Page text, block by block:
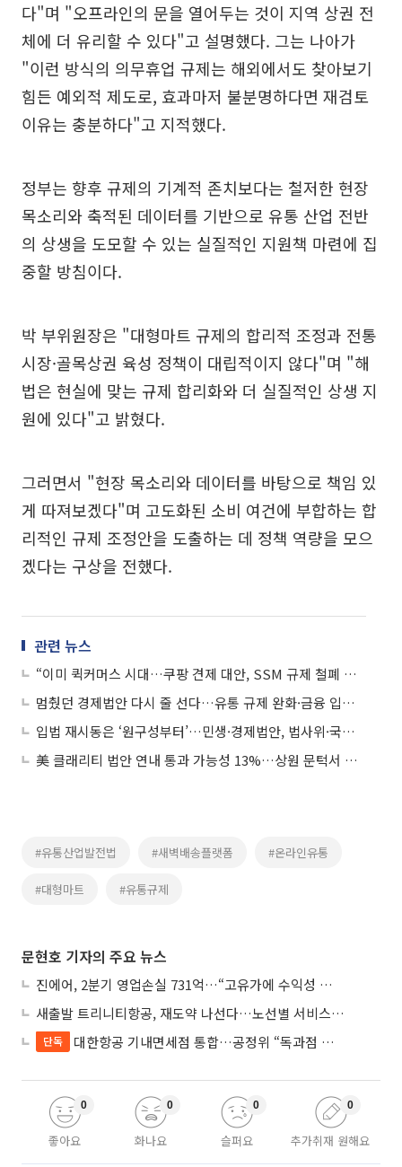
다"며 "오프라인의 문을 열어두는 것이 지역 상권 전
체에 더 유리할 수 있다"고 설명했다. 그는 나아가
"이런 방식의 의무휴업 규제는 해외에서도 찾아보기
힘든 예외적 제도로, 효과마저 불분명하다면 재검토
이유는 충분하다"고 지적했다.
정부는 향후 규제의 기계적 존치보다는 철저한 현장
목소리와 축적된 데이터를 기반으로 유통 산업 전반
의 상생을 도모할 수 있는 실질적인 지원책 마련에 집
중할 방침이다.
박 부위원장은 "대형마트 규제의 합리적 조정과 전통
시장·골목상권 육성 정책이 대립적이지 않다"며 "해
법은 현실에 맞는 규제 합리화와 더 실질적인 상생 지
원에 있다"고 밝혔다.
그러면서 "현장 목소리와 데이터를 바탕으로 책임 있
게 따져보겠다"며 고도화된 소비 여건에 부합하는 합
리적인 규제 조정안을 도출하는 데 정책 역량을 모으
겠다는 구상을 전했다.
관련 뉴스
“이미 퀵커머스 시대…쿠팡 견제 대안, SSM 규제 철폐 시급”(전문가 제언)
멈췄던 경제법안 다시 줄 선다…유통 규제 완화·금융 입법이 후반기 핵심 쟁점
입법 재시동은 ‘원구성부터’…민생·경제법안, 법사위·국힘 재편에 달렸다
美 클래리티 법안 연내 통과 가능성 13%…상원 문턱서 제동
#유통산업발전법 #새벽배송플랫폼 #온라인유통
#대형마트 #유통규제
문현호 기자의 주요 뉴스
진에어, 2분기 영업손실 731억…“고유가에 수익성 악화”
새출발 트리니티항공, 재도약 나선다…노선별 서비스 차별화
단독 대한항공 기내면세점 통합…공정위 “독과점 여부 따진다”
좋아요
0
화나요
0
슬퍼요
0
추가취재 원해요
0